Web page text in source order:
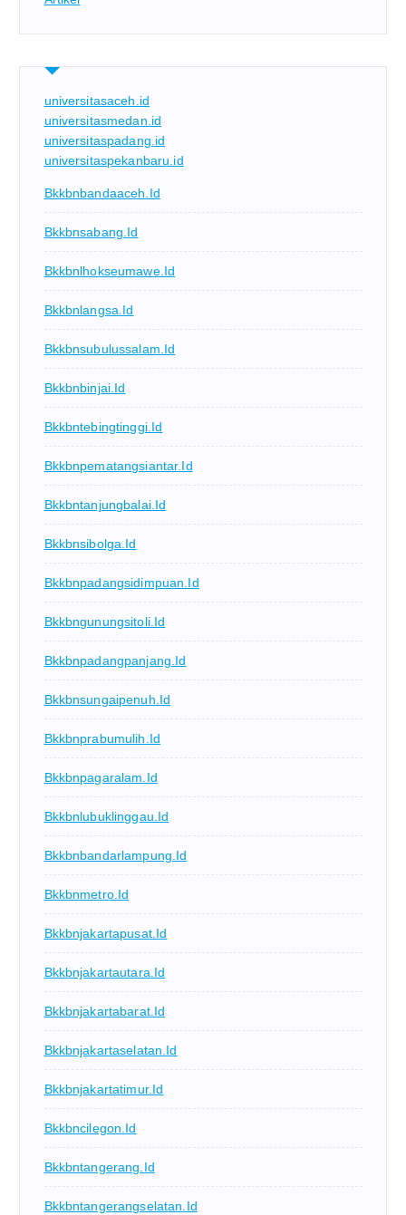
universitasaceh.id
universitasmedan.id
universitaspadang.id
universitaspekanbaru.id
Bkkbnbandaaceh.id
Bkkbnsabang.id
Bkkbnlhokseumawe.id
Bkkbnlangsa.id
Bkkbnsubulussalam.id
Bkkbnbinjai.id
Bkkbntebingtinggi.id
Bkkbnpematangsiantar.id
Bkkbntanjungbalai.id
Bkkbnsibolga.id
Bkkbnpadangsidimpuan.id
Bkkbngunungsitoli.id
Bkkbnpadangpanjang.id
Bkkbnsungaipenuh.id
Bkkbnprabumulih.id
Bkkbnpagaralam.id
Bkkbnlubuklinggau.id
Bkkbnbandarlampung.id
Bkkbnmetro.id
Bkkbnjakartapusat.id
Bkkbnjakartautara.id
Bkkbnjakartabarat.id
Bkkbnjakartaselatan.id
Bkkbnjakartatimur.id
Bkkbncilegon.id
Bkkbntangerang.id
Bkkbntangerangselatan.id